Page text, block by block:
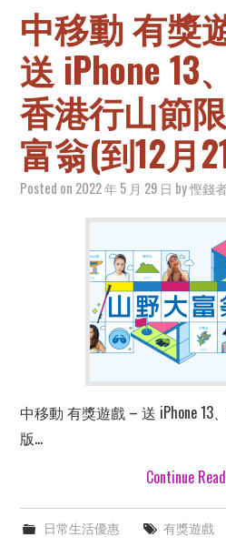
中移動 有獎
送 iPhone 13
香港行山節
富翁(到12月
Posted on 2022 年 5 月 29 日 by慳錢
中移動 有獎遊戲 – 送 iPhone
版…
Continue
日常生活優惠 有獎遊戲